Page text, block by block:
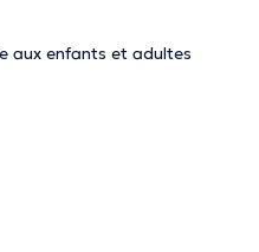
aux enfants et adultes